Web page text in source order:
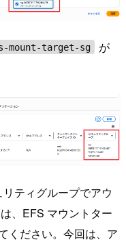
mount-target-sg
が
ティグループでアウ
、EFS マウントター
ください。今回は、ア